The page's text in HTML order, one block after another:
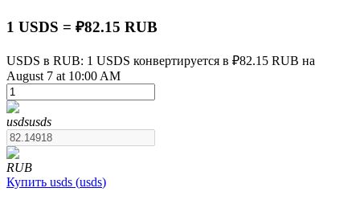
USDT-фьючерсы
Фьючерсы с использованием USDT в качестве
обеспечения
1 USDS = ₽82.15 RUB
USDS в RUB: 1 USDS конвертируется в ₽82.15 RUB на
August 7 at 10:00 AM
usdsusds
RUB
Купить usds (usds)